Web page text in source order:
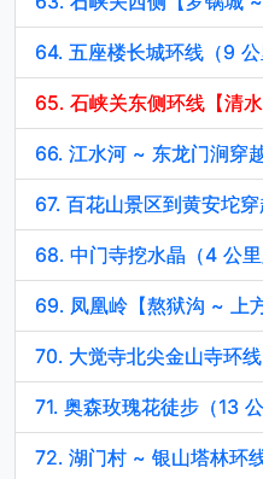
64. 五座楼长城环线（9 公
66. 江水河 ~ 东龙门涧穿
67. 百花山景区到黄安坨
68. 中门寺挖水晶（4 公里
70. 大觉寺北尖金山寺环
71. 奥森玫瑰花徒步（13
72. 湖门村 ~ 银山塔林环